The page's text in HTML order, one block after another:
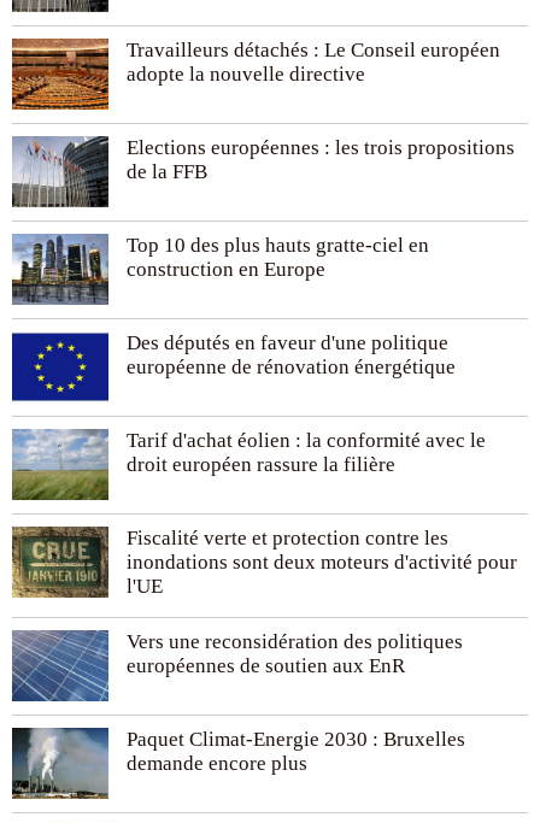
Travailleurs détachés : Le Conseil européen
adopte la nouvelle directive
Elections européennes : les trois propositions
de la FFB
Top 10 des plus hauts gratte-ciel en
construction en Europe
Des députés en faveur d'une politique
européenne de rénovation énergétique
Tarif d'achat éolien : la conformité avec le
droit européen rassure la filière
Fiscalité verte et protection contre les
inondations sont deux moteurs d'activité pour
l'UE
Vers une reconsidération des politiques
européennes de soutien aux EnR
Paquet Climat-Energie 2030 : Bruxelles
demande encore plus